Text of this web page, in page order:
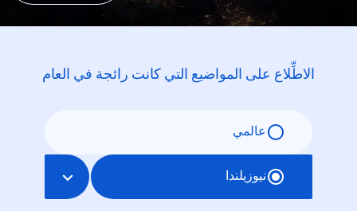
الاطِّلاع على المواضيع التي كانت رائجة في العام
عالمي
نيوزيلندا